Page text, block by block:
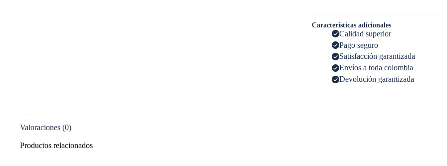
Características adicionales
Calidad superior
Pago seguro
Satisfacción garantizada
Envíos a toda colombia
Devolución garantizada
Valoraciones (0)
Productos relacionados